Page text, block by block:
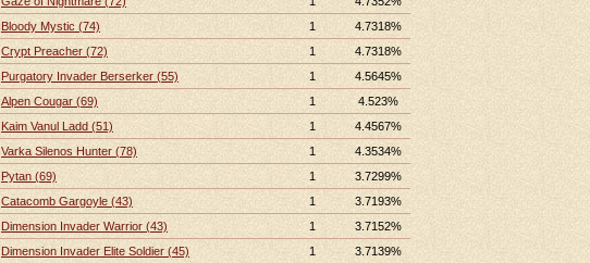
Bloody Mystic (74)
1
4.7318%
Crypt Preacher (72) 1
4.7318%
Purgatory Invader Berserker (55) 1
4.5645%
Alpen Cougar (69)
1
4.523%
Kaim Vanul Ladd (51) 1
4.4567%
Varka Silenos Hunter (78) 1
4.3534%
Pytan (69) 1
3.7299%
Catacomb Gargoyle (43) 1
3.7193%
Dimension Invader Warrior (43) 1
3.7152%
Dimension Invader Elite Soldier (45) 1
3.7139%